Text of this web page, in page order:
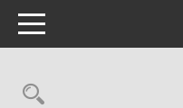
Toggle navigation